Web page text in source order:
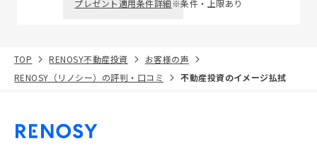
プレゼント適用条件詳細※条件・上限あり
TOP RENOSY不動産投資
お客様の声
RENOSY（リノシー）の評判・口コミ
不動産投資のイメージ払拭